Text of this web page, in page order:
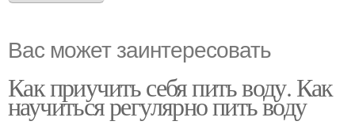
Вас может заинтересовать
Как приучить себя пить воду. Как
научиться регулярно пить воду